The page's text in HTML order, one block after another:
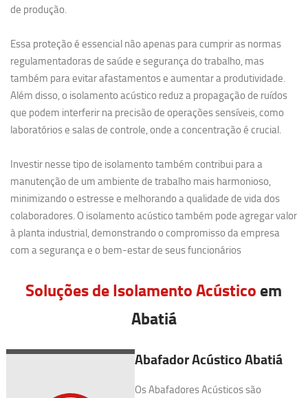
de produção.
Essa proteção é essencial não apenas para cumprir as normas
regulamentadoras de saúde e segurança do trabalho, mas
também para evitar afastamentos e aumentar a produtividade.
Além disso, o isolamento acústico reduz a propagação de ruídos
que podem interferir na precisão de operações sensíveis, como
laboratórios e salas de controle, onde a concentração é crucial.
Investir nesse tipo de isolamento também contribui para a
manutenção de um ambiente de trabalho mais harmonioso,
minimizando o estresse e melhorando a qualidade de vida dos
colaboradores. O isolamento acústico também pode agregar valor
à planta industrial, demonstrando o compromisso da empresa
com a segurança e o bem-estar de seus funcionários
Soluções de Isolamento Acústico em
Abatiá
Abafador Acústico Abatiá
Os Abafadores Acústicos são